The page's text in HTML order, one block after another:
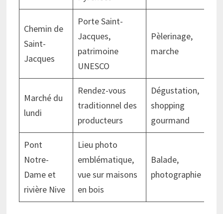
Chemin de
Saint-
Jacques
Porte Saint-
Jacques,
patrimoine
UNESCO
Pèlerinage,
marche
Marché du
lundi
Rendez-vous
traditionnel des
producteurs
Dégustation,
shopping
gourmand
Pont
Notre-
Dame et
rivière Nive
Lieu photo
emblématique,
vue sur maisons
en bois
Balade,
photographie